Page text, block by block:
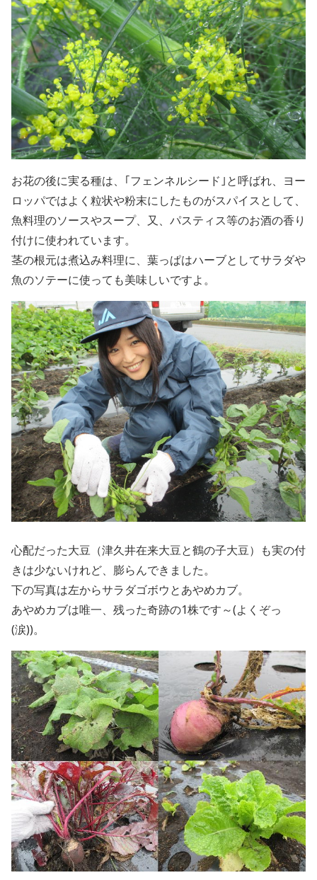
お花の後に実る種は、｢フェンネルシード｣と呼ばれ、ヨー
ロッパではよく粒状や粉末にしたものがスパイスとして、
魚料理のソースやスープ、又、パスティス等のお酒の香り
付けに使われています。
茎の根元は煮込み料理に、葉っぱはハーブとしてサラダや
魚のソテーに使っても美味しいですよ。
心配だった大豆（津久井在来大豆と鶴の子大豆）も実の付
きは少ないけれど、膨らんできました。
下の写真は左からサラダゴボウとあやめカブ。
あやめカブは唯一、残った奇跡の1株です～(よくぞっ
(涙))。